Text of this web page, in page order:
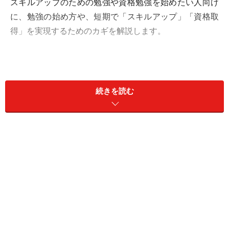
スキルアップのための勉強や資格勉強を始めたい人向け
に、勉強の始め方や、短期で「スキルアップ」「資格取
得」を実現するためのカギを解説します。
普段仕事に忙殺されている方、仕事や家事、育児で「勉
続きを読む